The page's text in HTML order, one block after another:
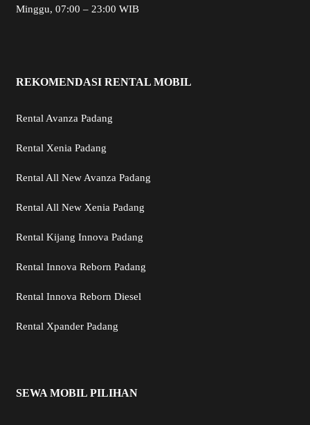
Minggu, 07:00 – 23:00 WIB
REKOMENDASI RENTAL MOBIL
Rental Avanza Padang
Rental Xenia Padang
Rental All New Avanza Padang
Rental All New Xenia Padang
Rental Kijang Innova Padang
Rental Innova Reborn Padang
Rental Innova Reborn Diesel
Rental Xpander Padang
SEWA MOBIL PILIHAN